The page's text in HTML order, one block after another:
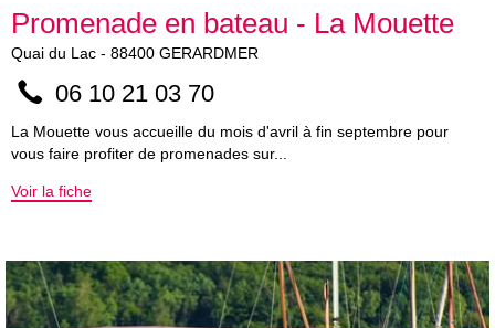
Promenade en bateau - La Mouette
Quai du Lac - 88400 GERARDMER
06 10 21 03 70
La Mouette vous accueille du mois d'avril à fin septembre pour
vous faire profiter de promenades sur...
Voir la fiche